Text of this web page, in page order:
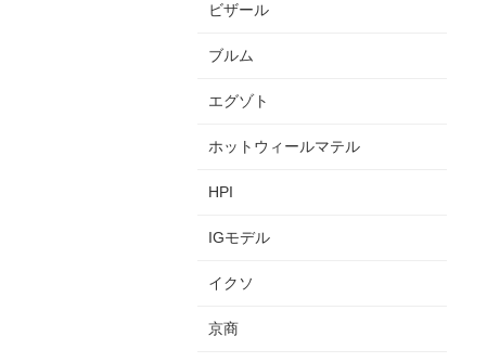
ビザール
ブルム
エグゾト
ホットウィールマテル
HPI
IGモデル
イクソ
京商